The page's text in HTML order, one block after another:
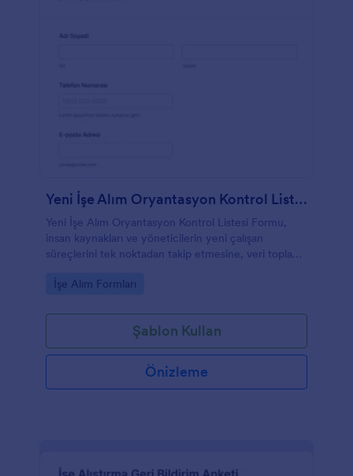
Yeni İşe Alım Oryantasyon Kontrol Listesi Formu
Yeni İşe Alım Oryantasyon Kontrol Listesi Formu,
insan kaynakları ve yöneticilerin yeni çalışan
süreçlerini tek noktadan takip etmesine, veri toplama
düzenli biçimde yönetmesine yardımcı olur.
Go to Category:
İşe Alım Formları
Şablon Kullan
Önizleme